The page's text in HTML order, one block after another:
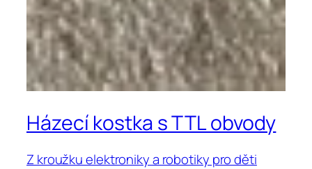
Házecí kostka s TTL obvody
Z kroužku elektroniky a robotiky pro děti